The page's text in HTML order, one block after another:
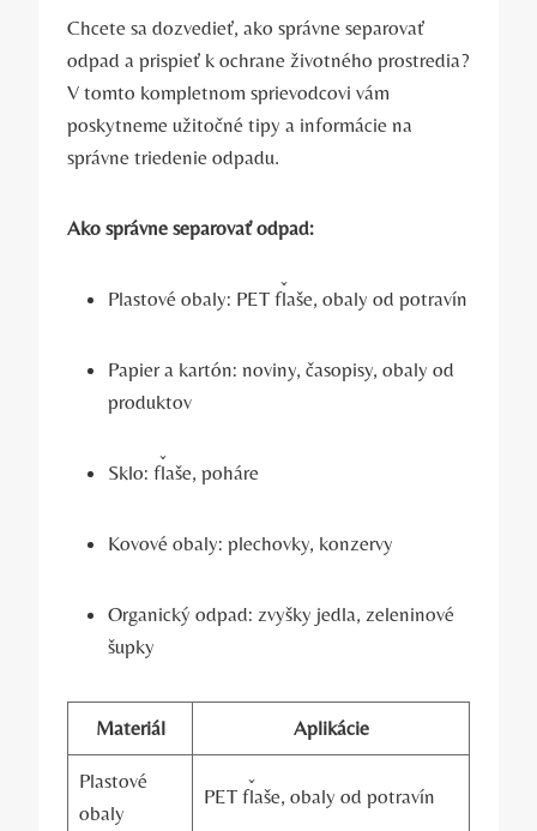
Chcete sa dozvedieť, ako správne separovať
odpad a prispieť k ochrane životného prostredia?
V tomto kompletnom sprievodcovi vám
poskytneme užitočné tipy a informácie na
správne triedenie odpadu.
Ako správne separovať odpad:
Plastové obaly: PET fľaše, obaly od potravín
Papier a kartón: noviny, časopisy, obaly od
produktov
Sklo: fľaše, poháre
Kovové obaly: plechovky, konzervy
Organický odpad: zvyšky jedla, zeleninové
šupky
Materiál Aplikácie
Plastové
obaly
PET fľaše, obaly od potravín